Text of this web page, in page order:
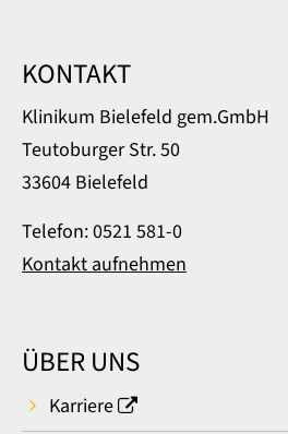
KONTAKT
Klinikum Bielefeld gem.GmbH
Teutoburger Str. 50
33604 Bielefeld
Telefon: 0521 581-0
Kontakt aufnehmen
ÜBER UNS
Karriere